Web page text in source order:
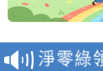
教育部
報
淨零綠